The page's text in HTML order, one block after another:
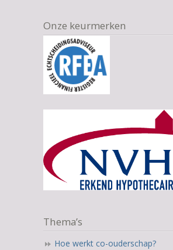
Onze keurmerken
Thema’s
Hoe werkt co-ouderschap?